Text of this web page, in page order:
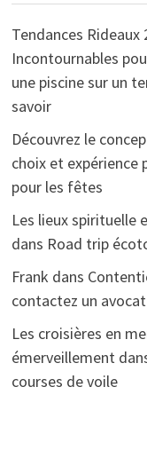
Tendances
Incontournables
une piscine sur un
savoir
Découvrez le
choix et expérience
pour les fêtes
Les lieux spirituelle
dans Road trip
Frank dans
contactez un avocat
Les croisières en
émerveillement
courses de voile